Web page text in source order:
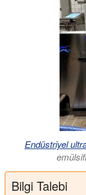
Endüstriyel
Bilgi Talebi